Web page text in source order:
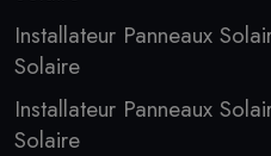
Installateur Panneaux
Solaire
Installateur Panneaux
Solaire